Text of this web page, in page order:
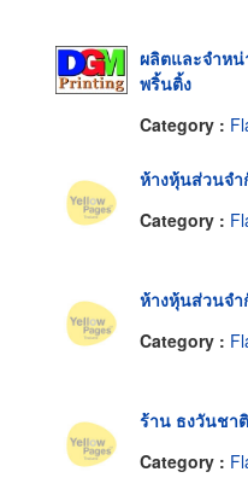
ผลิตและจำหน่
พริ้นติ้ง
Category :
ห้างหุ้นส่วนจำ
Category :
ห้างหุ้นส่วนจ
Category :
ร้าน ธงวันชาติ
Category :